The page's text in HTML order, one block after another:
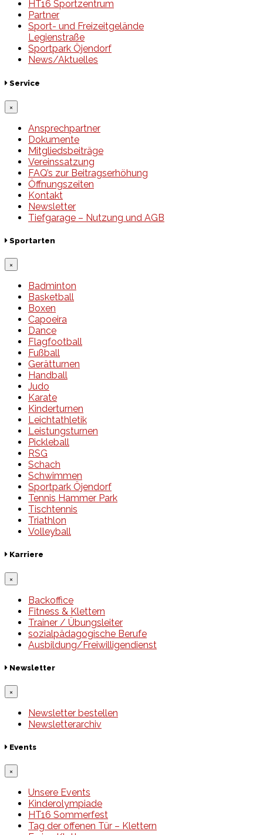
HT16 Sportzentrum
Partner
Sport- und Freizeitgelände
Legienstraße
Sportpark Öjendorf
News/Aktuelles
Service
×
Ansprechpartner
Dokumente
Mitgliedsbeiträge
Vereinssatzung
FAQ’s zur Beitragserhöhung
Öffnungszeiten
Kontakt
Newsletter
Tiefgarage – Nutzung und AGB
Sportarten
×
Badminton
Basketball
Boxen
Capoeira
Dance
Flagfootball
Fußball
Gerätturnen
Handball
Judo
Karate
Kinderturnen
Leichtathletik
Leistungsturnen
Pickleball
RSG
Schach
Schwimmen
Sportpark Öjendorf
Tennis Hammer Park
Tischtennis
Triathlon
Volleyball
Karriere
×
Backoffice
Fitness & Klettern
Trainer / Übungsleiter
sozialpädagogische Berufe
Ausbildung/Freiwilligendienst
Newsletter
×
Newsletter bestellen
Newsletterarchiv
Events
×
Unsere Events
Kinderolympiade
HT16 Sommerfest
Tag der offenen Tür – Klettern